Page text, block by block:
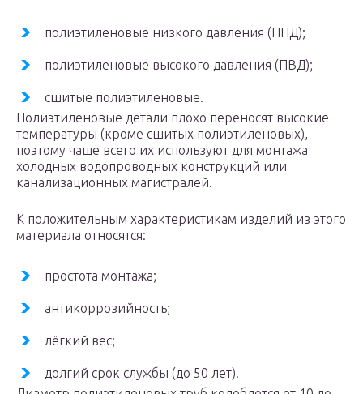
полиэтиленовые низкого давления (ПНД);
полиэтиленовые высокого давления (ПВД);
сшитые полиэтиленовые.
Полиэтиленовые детали плохо переносят высокие
температуры (кроме сшитых полиэтиленовых),
поэтому чаще всего их используют для монтажа
холодных водопроводных конструкций или
канализационных магистралей.
К положительным характеристикам изделий из этого
материала относятся:
простота монтажа;
антикоррозийность;
лёгкий вес;
долгий срок службы (до 50 лет).